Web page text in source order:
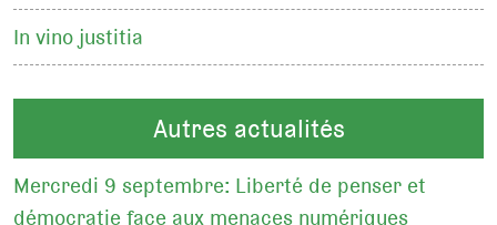
In vino justitia
Autres actualités
Mercredi 9 septembre: Liberté de penser et
démocratie face aux menaces numériques